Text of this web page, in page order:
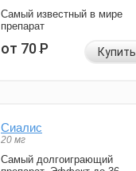
Самый известный в мире
препарат
от 70Р Купить
Сиалис
20 мг
Самый долгоиграющий